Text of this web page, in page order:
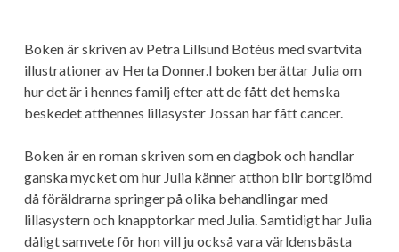
Boken är skriven av Petra Lillsund Botéus med svartvita
illustrationer av Herta Donner.I boken berättar Julia om
hur det är i hennes familj efter att de fått det hemska
beskedet atthennes lillasyster Jossan har fått cancer.
Boken är en roman skriven som en dagbok och handlar
ganska mycket om hur Julia känner atthon blir bortglömd
då föräldrarna springer på olika behandlingar med
lillasystern och knapptorkar med Julia. Samtidigt har Julia
dåligt samvete för hon vill ju också vara världensbästa